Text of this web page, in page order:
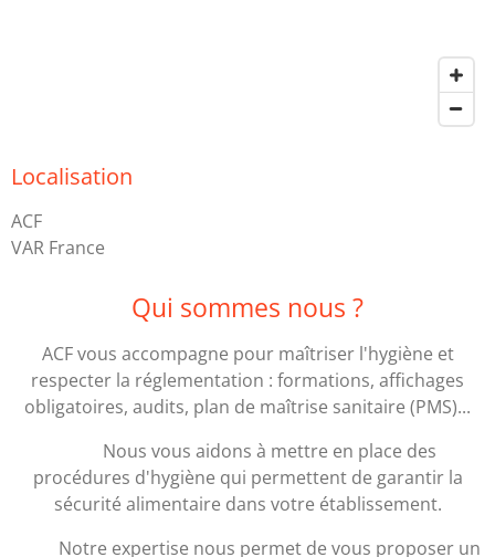
Localisation
ACF
VAR France
Qui sommes nous ?
ACF vous accompagne pour maîtriser l'hygiène et
respecter la réglementation : formations, affichages
obligatoires, audits, plan de maîtrise sanitaire (PMS)...
Nous vous aidons à mettre en place des
procédures d'hygiène qui permettent de garantir la
sécurité alimentaire dans votre établissement.
Notre expertise nous permet de vous proposer un